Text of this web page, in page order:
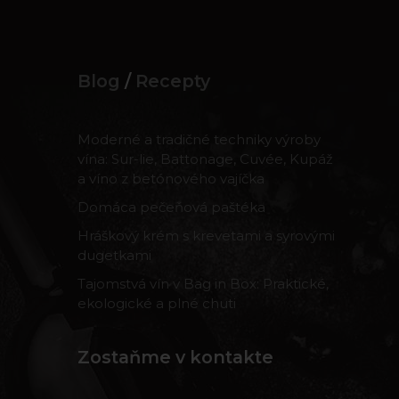
Blog / Recepty
Moderné a tradičné techniky výroby
vína: Sur-lie, Battonage, Cuvée, Kupáž
a víno z betónového vajíčka
Domáca pečeňová paštéka
Hráškový krém s krevetami a syrovými
dugetkami
Tajomstvá vín v Bag in Box: Praktické,
ekologické a plné chuti
Zostaňme v kontakte